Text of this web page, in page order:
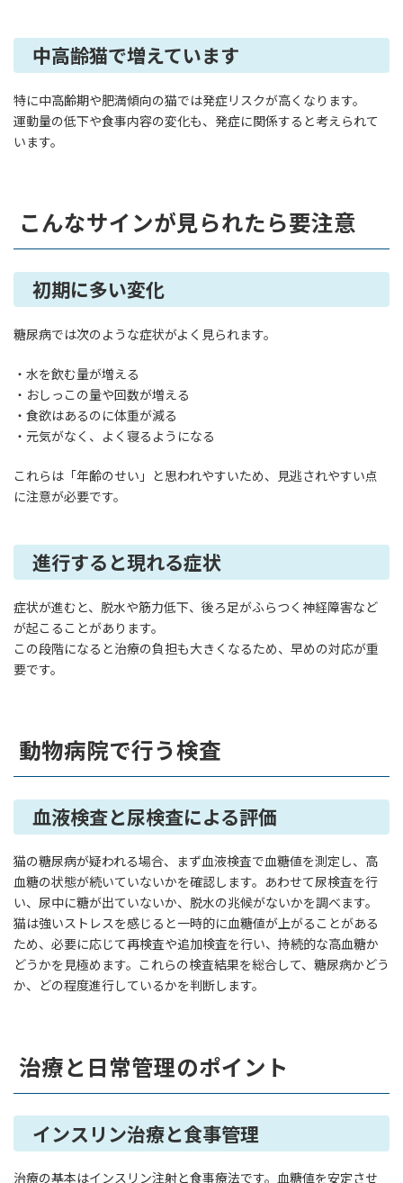
中高齢猫で増えています
特に中高齢期や肥満傾向の猫では発症リスクが高くなります。
運動量の低下や食事内容の変化も、発症に関係すると考えられて
います。
こんなサインが見られたら要注意
初期に多い変化
糖尿病では次のような症状がよく見られます。
・水を飲む量が増える
・おしっこの量や回数が増える
・食欲はあるのに体重が減る
・元気がなく、よく寝るようになる
これらは「年齢のせい」と思われやすいため、見逃されやすい点
に注意が必要です。
進行すると現れる症状
症状が進むと、脱水や筋力低下、後ろ足がふらつく神経障害など
が起こることがあります。
この段階になると治療の負担も大きくなるため、早めの対応が重
要です。
動物病院で行う検査
血液検査と尿検査による評価
猫の糖尿病が疑われる場合、まず血液検査で血糖値を測定し、高
血糖の状態が続いていないかを確認します。あわせて尿検査を行
い、尿中に糖が出ていないか、脱水の兆候がないかを調べます。
猫は強いストレスを感じると一時的に血糖値が上がることがある
ため、必要に応じて再検査や追加検査を行い、持続的な高血糖か
どうかを見極めます。これらの検査結果を総合して、糖尿病かどう
か、どの程度進行しているかを判断します。
治療と日常管理のポイント
インスリン治療と食事管理
治療の基本はインスリン注射と食事療法です。血糖値を安定させ